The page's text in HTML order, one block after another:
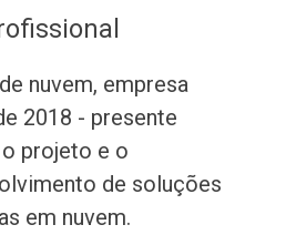
nuvem, empresa
2018 - presente
projeto e o
de soluções
em nuvem.